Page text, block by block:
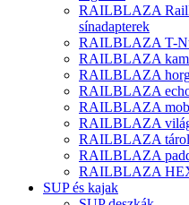
RAILBLAZA
sínadapterek
RAILBLAZA T-
RAILBLAZA
RAILBLAZA
RAILBLAZA
RAILBLAZA
RAILBLAZA
RAILBLAZA
RAILBLAZA
RAILBLAZA
SUP és kajak